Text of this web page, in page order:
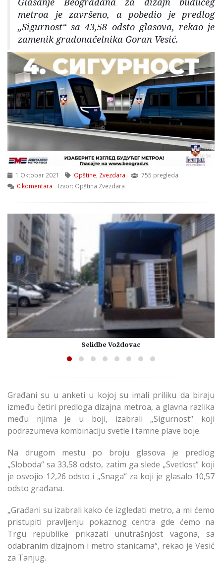
metroa je završeno, a pobedio je predlog
„Sigurnost“ sa 43,58 odsto glasova, rekao je
zamenik gradonačelnika Goran Vesić.
1 Oktobar 2021 Opštine Zvezdara
755 pregleda
0 komentara
Izvor: Opština Zvezdara
Selidbe Voždovac
Građani su u anketi u kojoj su imali priliku da biraju
između četiri predloga dizajna metroa, a glavna razlika
među njima je u boji, izabrali „Sigurnost“ koji
podrazumeva kombinaciju svetle i tamne plave boje.
Na drugom mestu po broju glasova je predlog
„Sloboda“ sa 33,58 odsto, zatim ga slede „Svetlost“ koji
je osvojio 12,26 odsto i „Snaga“ za koji je glasalo 10,57
odsto građana.
„Građani su izabrali kako će izgledati metro, a mi ćemo
pristupiti pravljenju pokaznog centra gde ćemo na
Trgu republike prikazati unutrašnjost vagona, sa
odabranim dizajnom i metro stanicama“, rekao je Vesić
za Tanjug.